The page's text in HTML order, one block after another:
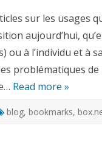
sur les
aujourd’hui,
ou à l’individu et à
problématiques
Read more »
blog, bookmarks,